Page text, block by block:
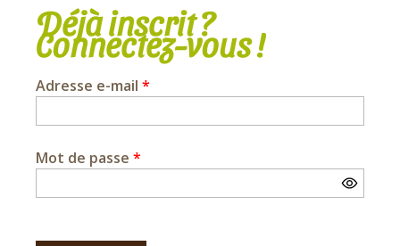
Déjà inscrit ?
Connectez-vous !
Adresse e-mail *
Mot de passe *